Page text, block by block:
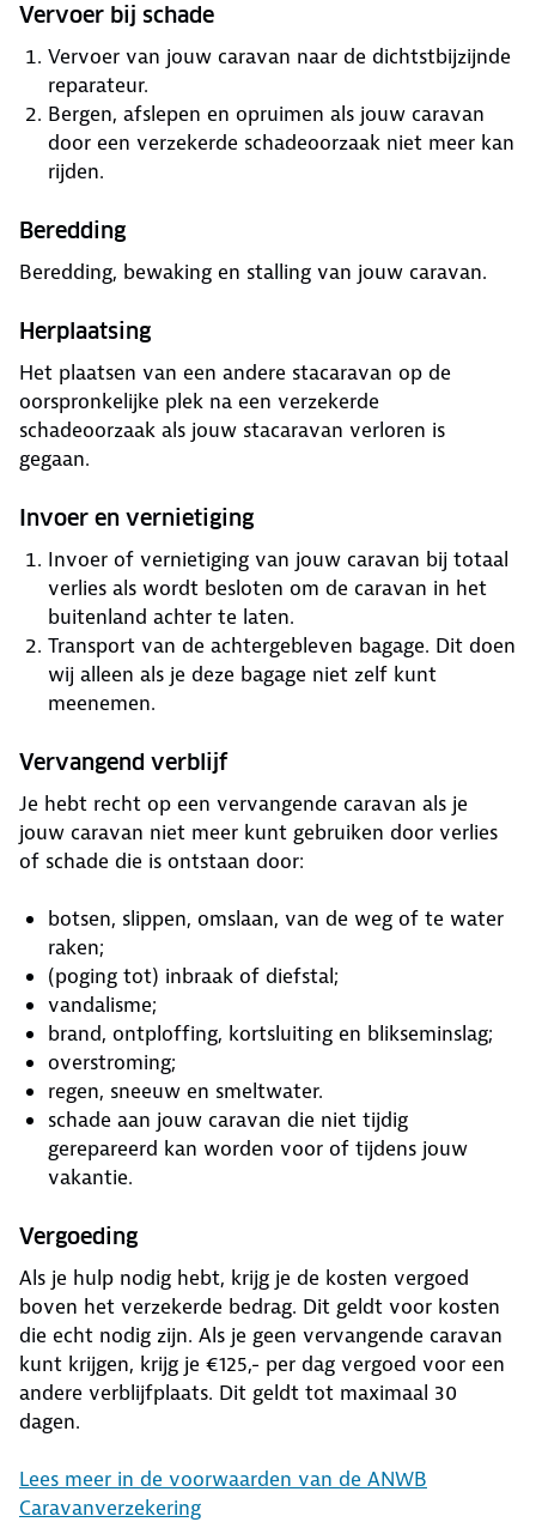
Vervoer bij schade
Vervoer van jouw caravan naar de dichtstbijzijnde
reparateur.
Bergen, afslepen en opruimen als jouw caravan
door een verzekerde schadeoorzaak niet meer kan
rijden.
Beredding
Beredding, bewaking en stalling van jouw caravan.
Herplaatsing
Het plaatsen van een andere stacaravan op de
oorspronkelijke plek na een verzekerde
schadeoorzaak als jouw stacaravan verloren is
gegaan.
Invoer en vernietiging
Invoer of vernietiging van jouw caravan bij totaal
verlies als wordt besloten om de caravan in het
buitenland achter te laten.
Transport van de achtergebleven bagage. Dit doen
wij alleen als je deze bagage niet zelf kunt
meenemen.
Vervangend verblijf
Je hebt recht op een vervangende caravan als je
jouw caravan niet meer kunt gebruiken door verlies
of schade die is ontstaan door:
botsen, slippen, omslaan, van de weg of te water
raken;
(poging tot) inbraak of diefstal;
vandalisme;
brand, ontploffing, kortsluiting en blikseminslag;
overstroming;
regen, sneeuw en smeltwater.
schade aan jouw caravan die niet tijdig
gerepareerd kan worden voor of tijdens jouw
vakantie.
Vergoeding
Als je hulp nodig hebt, krijg je de kosten vergoed
boven het verzekerde bedrag. Dit geldt voor kosten
die echt nodig zijn. Als je geen vervangende caravan
kunt krijgen, krijg je €125,- per dag vergoed voor een
andere verblijfplaats. Dit geldt tot maximaal 30
dagen.
Lees meer in de voorwaarden van de ANWB
Caravanverzekering